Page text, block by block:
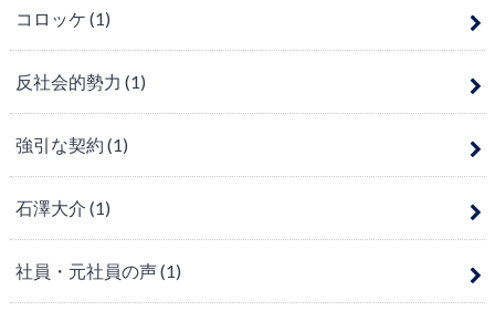
コロッケ (1)
反社会的勢力 (1)
強引な契約 (1)
石澤大介 (1)
社員・元社員の声(1)